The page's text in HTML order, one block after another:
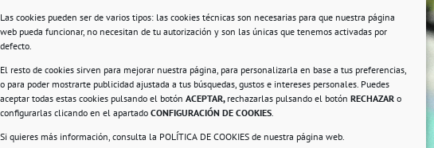
Las cookies pueden ser de varios tipos: las cookies técnicas son necesarias para que nuestra página
web pueda funcionar, no necesitan de tu autorización y son las únicas que tenemos activadas por
defecto.
El resto de cookies sirven para mejorar nuestra página, para personalizarla en base a tus preferencias,
o para poder mostrarte publicidad ajustada a tus búsquedas, gustos e intereses personales. Puedes
aceptar todas estas cookies pulsando el botón ACEPTAR, rechazarlas pulsando el botón RECHAZAR o
configurarlas clicando en el apartado CONFIGURACIÓN DE COOKIES.
Si quieres más información, consulta la POLÍTICA DE COOKIES de nuestra página web.
de datos personales.